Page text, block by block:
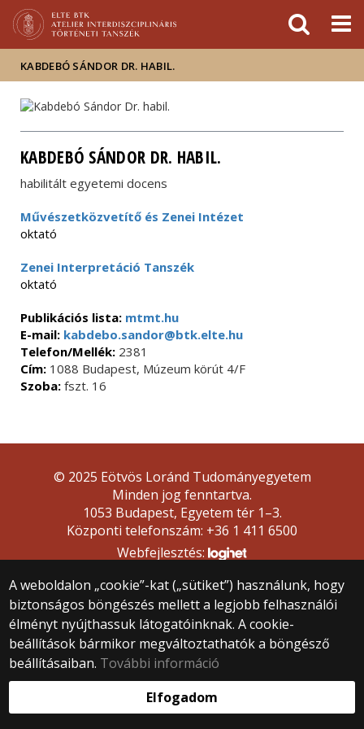
Hírek
Események
ELTE a
sajtóban
KABDEBÓ SÁNDOR DR. HABIL.
KABDEBÓ SÁNDOR DR. HABIL.
habilitált egyetemi docens
Művészetközvetítő és Zenei Intézet
oktató
Zenei Interpretáció Tanszék
oktató
Publikációs lista: mtmt.hu
E-mail: kabdebo.sandor@btk.elte.hu
Telefon/Mellék: 2381
Cím: 1088 Budapest, Múzeum körút 4/F
Szoba: fszt. 16
A weboldalon „cookie”-kat („sütiket”) használunk, hogy
biztonságos böngészés mellett a legjobb felhasználói
élményt nyújthassuk látogatóinknak. A cookie-
beállítások bármikor megváltoztathatók a böngésző
beállításaiban. További információ
Elfogadom
© 2025 Eötvös Loránd Tudományegyetem
Minden jog fenntartva.
1053 Budapest, Egyetem tér 1–3.
Központi telefonszám: +36 1 411 6500
Webfejlesztés: